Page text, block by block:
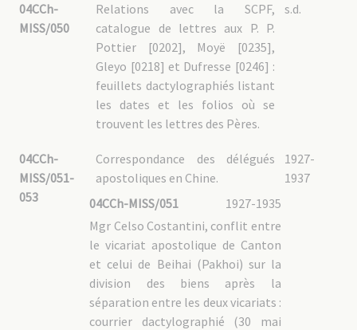
04CCh-
MISS/050
s.d.
Relations avec la SCPF,
catalogue de lettres aux P. P.
Pottier [0202], Moyë [0235],
Gleyo [0218] et Dufresse [0246] :
feuillets dactylographiés listant
les dates et les folios où se
trouvent les lettres des Pères.
04CCh-
MISS/051-
053
1927-
1937
Correspondance des délégués
apostoliques en Chine.
04CCh-MISS/051
1927-1935
Mgr Celso Costantini, conflit entre
le vicariat apostolique de Canton
et celui de Beihai (Pakhoi) sur la
division des biens après la
séparation entre les deux vicariats :
courrier dactylographié (30 mai